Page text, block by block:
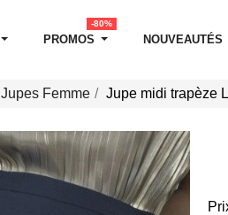
PROMOS
-80%
NOUVEAUTÉS
Jupes Femme Jupe midi trapèze